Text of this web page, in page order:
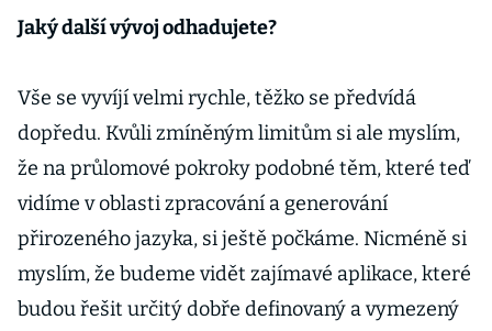
Jaký další vývoj odhadujete?
Vše se vyvíjí velmi rychle, těžko se předvídá
dopředu. Kvůli zmíněným limitům si ale myslím,
že na průlomové pokroky podobné těm, které teď
vidíme v oblasti zpracování a generování
přirozeného jazyka, si ještě počkáme. Nicméně si
myslím, že budeme vidět zajímavé aplikace, které
budou řešit určitý dobře definovaný a vymezený